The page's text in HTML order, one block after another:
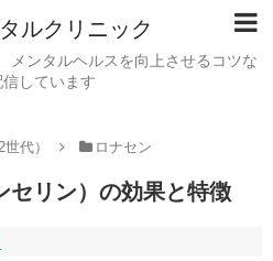
ルクリニック
メンタルヘルスを向上させるコツな
信しています
代） ロナセン
セリン）の効果と特徴